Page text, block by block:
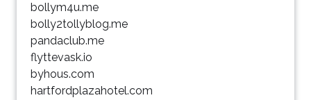
bollym4u.me
bolly2tollyblog.me
pandaclub.me
flyttevask.io
byhous.com
hartfordplazahotel.com